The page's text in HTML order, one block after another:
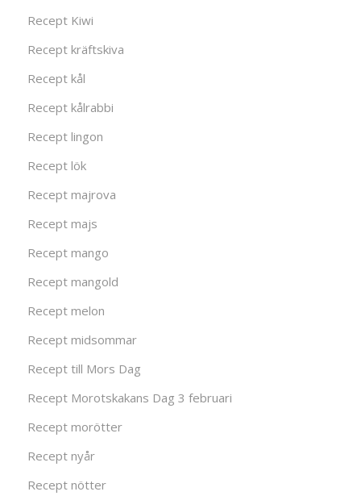
Recept Kiwi
Recept kräftskiva
Recept kål
Recept kålrabbi
Recept lingon
Recept lök
Recept majrova
Recept majs
Recept mango
Recept mangold
Recept melon
Recept midsommar
Recept till Mors Dag
Recept Morotskakans Dag 3 februari
Recept morötter
Recept nyår
Recept nötter